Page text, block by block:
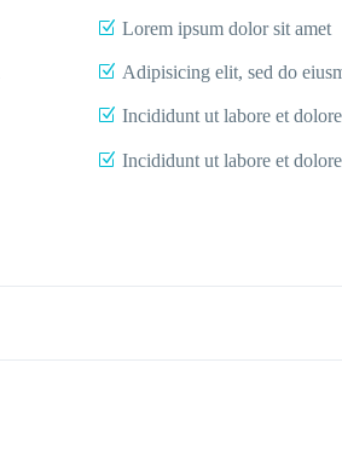
Lorem ipsum dolor sit amet
Adipisicing elit, sed do
Incididunt ut labore et dolore
Incididunt ut labore et dolore